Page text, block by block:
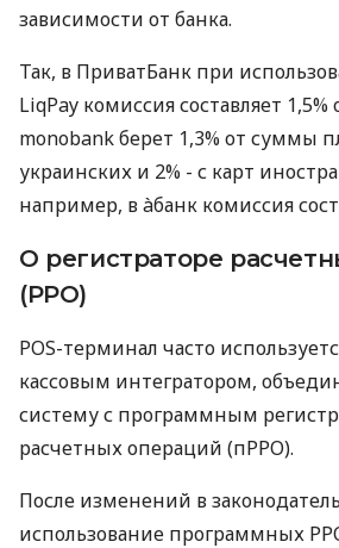
зависимости от банка.
Так, в ПриватБанк при
LiqPay комиссия составляет
monobank берет 1,3% от суммы
украинских и 2% - с карт
например, в àбанк комиссия
О регистраторе
(РРО)
POS-терминал часто
кассовым интегратором,
систему с программным
расчетных операций (пРРО).
После изменений в
использование программных